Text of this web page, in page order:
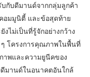
กับดีมานด์จากกลุ่มลูกค้า
อมมูนิตี้ และข้อสุดท้าย
ไม่เป็นที่รู้จักอย่างกว้าง
ๆ โครงการคุณภาพในพื้นที่
าพและความยูนีคของ
มานด์ในอนาคตอันใกล้